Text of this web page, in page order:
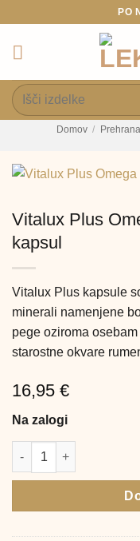
vsebino
PO
Išči:
Domov /
Vitalux Plus
kapsul
Vitalux Plus kapsule
minerali namenjene
pege oziroma
starostne okvare
16,95 €
Na zalogi
Vitalux Plus Omega